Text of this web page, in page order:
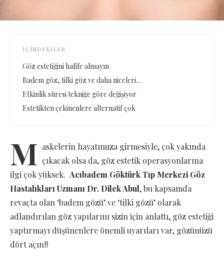
İÇINDEKILER
Göz estetiğini hafife almayın
Badem göz, tilki göz ve daha niceleri…
Etkinlik süresi tekniğe göre değişiyor
Estetikten çekinenlere alternatif çok
M askelerin hayatımıza girmesiyle, çok yakında
çıkacak olsa da, göz estetik operasyonlarına
ilgi çok yüksek. Acıbadem Göktürk Tıp Merkezi Göz
Hastalıkları Uzmanı Dr. Dilek Abul, bu kapsamda
revaçta olan ‘badem gözü’ ve ‘tilki gözü’ olarak
adlandırılan göz yapılarını sizin için anlattı, göz estetiği
yaptırmayı düşünenlere önemli uyarıları var, gözünüzü
dört açın!!